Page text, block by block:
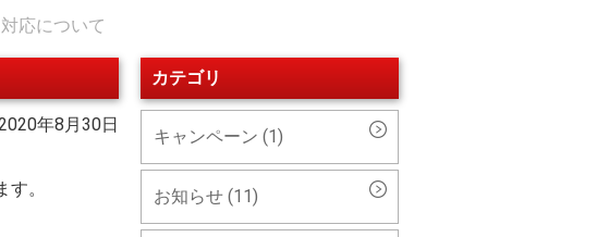
応について
年8月30日
。
カテゴリ
キャンペーン (1)
お知らせ (11)